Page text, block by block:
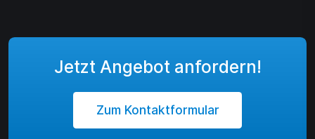
Jetzt Angebot anfordern!
Zum Kontaktformular